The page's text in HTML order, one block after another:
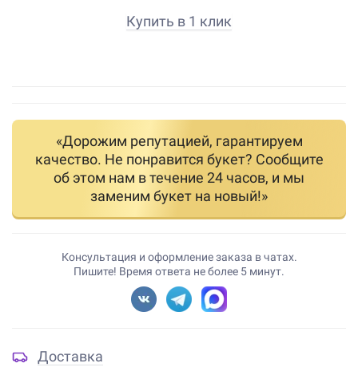
Купить в 1 клик
«Дорожим репутацией, гарантируем
качество. Не понравится букет? Сообщите
об этом нам в течение 24 часов, и мы
заменим букет на новый!»
Консультация и оформление заказа в чатах.
Пишите! Время ответа не более 5 минут.
Доставка